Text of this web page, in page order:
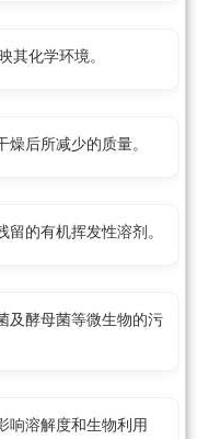
其化学环境。
后所减少的质量。
的有机挥发性溶剂。
及酵母菌等微生物的污
响溶解度和生物利用